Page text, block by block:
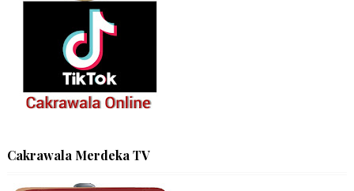
Cakrawala Merdeka TV